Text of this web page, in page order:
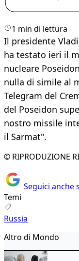
1 min di lettura
Il presidente
ha testato ieri il
nucleare
nulla di simile al
Telegram del
del Poseidon
nostro missile
il Sarmat".
© RIPRODUZIONE
Seguici anche
Temi
Russia
Altro di Mondo